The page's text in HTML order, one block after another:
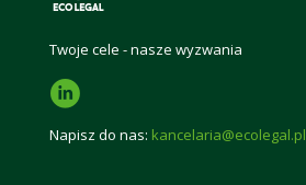
Twoje cele - nasze wyzwania
Napisz do nas: kancelaria@ecolegal.pl